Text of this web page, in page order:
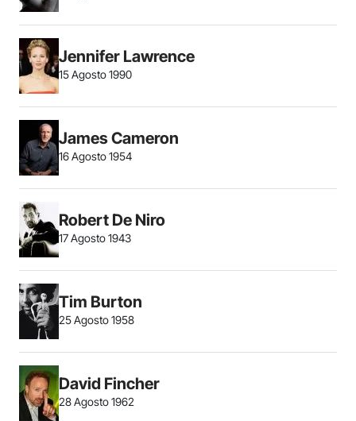
Jennifer Lawrence
15 Agosto 1990
James Cameron
16 Agosto 1954
Robert De Niro
17 Agosto 1943
Tim Burton
25 Agosto 1958
David Fincher
28 Agosto 1962